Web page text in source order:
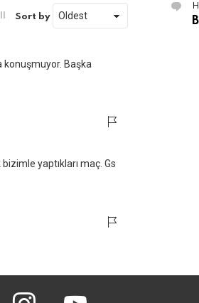
Sort by
konuşmuyor. Başka
yaptıkları maç. Gs
instagram youtube